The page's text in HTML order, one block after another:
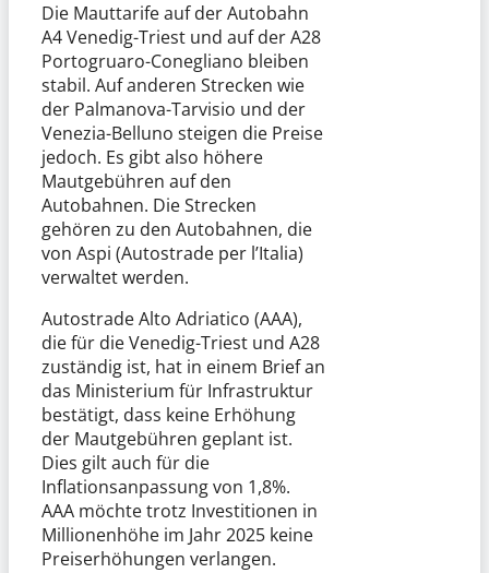
Die Mauttarife auf der Autobahn
A4 Venedig-Triest und auf der A28
Portogruaro-Conegliano bleiben
stabil. Auf anderen Strecken wie
der Palmanova-Tarvisio und der
Venezia-Belluno steigen die Preise
jedoch. Es gibt also höhere
Mautgebühren auf den
Autobahnen. Die Strecken
gehören zu den Autobahnen, die
von Aspi (Autostrade per l’Italia)
verwaltet werden.
Autostrade Alto Adriatico (AAA),
die für die Venedig-Triest und A28
zuständig ist, hat in einem Brief an
das Ministerium für Infrastruktur
bestätigt, dass keine Erhöhung
der Mautgebühren geplant ist.
Dies gilt auch für die
Inflationsanpassung von 1,8%.
AAA möchte trotz Investitionen in
Millionenhöhe im Jahr 2025 keine
Preiserhöhungen verlangen.